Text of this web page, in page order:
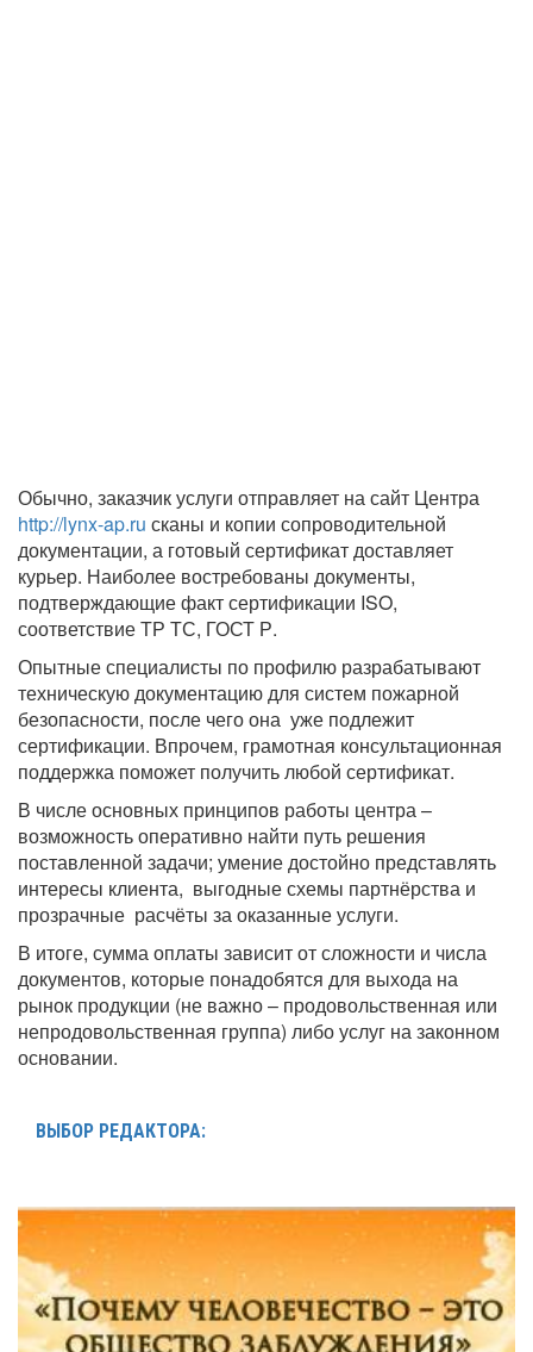
Обычно, заказчик услуги отправляет на сайт Центра
http://lynx-ap.ru сканы и копии сопроводительной
документации, а готовый сертификат доставляет
курьер. Наиболее востребованы документы,
подтверждающие факт сертификации ISO,
соответствие ТР ТС, ГОСТ Р.
Опытные специалисты по профилю разрабатывают
техническую документацию для систем пожарной
безопасности, после чего она уже подлежит
сертификации. Впрочем, грамотная консультационная
поддержка поможет получить любой сертификат.
В числе основных принципов работы центра –
возможность оперативно найти путь решения
поставленной задачи; умение достойно представлять
интересы клиента, выгодные схемы партнёрства и
прозрачные расчёты за оказанные услуги.
В итоге, сумма оплаты зависит от сложности и числа
документов, которые понадобятся для выхода на
рынок продукции (не важно – продовольственная или
непродовольственная группа) либо услуг на законном
основании.
ВЫБОР РЕДАКТОРА: